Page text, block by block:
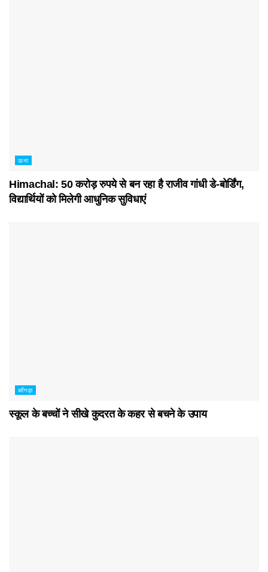
ऊना
Himachal: 50 करोड़ रुपये से बन रहा है राजीव गांधी डे-बोर्डिंग,
विद्यार्थियों को मिलेगी आधुनिक सुविधाएं
काँगड़ा
स्कूल के बच्चों ने सीखे कुदरत के कहर से बचने के उपाय